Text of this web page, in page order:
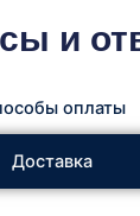
и
оплаты
Доставка